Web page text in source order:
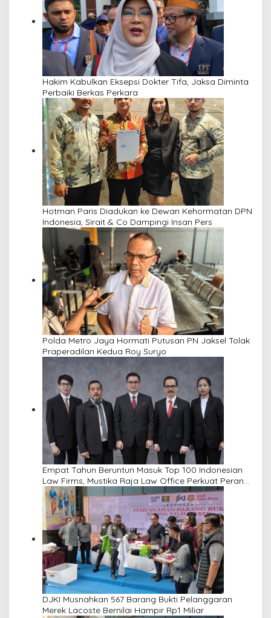
Hakim Kabulkan Eksepsi Dokter Tifa, Jaksa Diminta
Perbaiki Berkas Perkara
Hotman Paris Diadukan ke Dewan Kehormatan DPN
Indonesia, Sirait & Co Dampingi Insan Pers
Polda Metro Jaya Hormati Putusan PN Jaksel Tolak
Praperadilan Kedua Roy Suryo
Empat Tahun Beruntun Masuk Top 100 Indonesian
Law Firms, Mustika Raja Law Office Perkuat Peran
sebagai Mitra Strategis Dunia Usaha
DJKI Musnahkan 567 Barang Bukti Pelanggaran
Merek Lacoste Bernilai Hampir Rp1 Miliar